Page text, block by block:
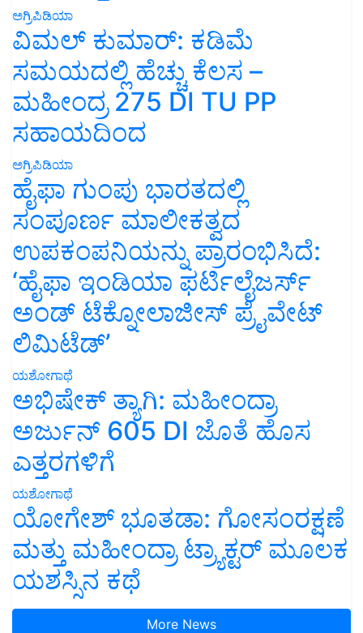
ಅಗ್ರಿಪಿಡಿಯಾ
ವಿಮಲ್ ಕುಮಾರ್: ಕಡಿಮೆ
ಸಮಯದಲ್ಲಿ ಹೆಚ್ಚು ಕೆಲಸ –
ಮಹೀಂದ್ರ 275 DI TU PP
ಸಹಾಯದಿಂದ
ಅಗ್ರಿಪಿಡಿಯಾ
ಹೈಫಾ ಗುಂಪು ಭಾರತದಲ್ಲಿ
ಸಂಪೂರ್ಣ ಮಾಲೀಕತ್ವದ
ಉಪಕಂಪನಿಯನ್ನು ಪ್ರಾರಂಭಿಸಿದೆ:
‘ಹೈಫಾ ಇಂಡಿಯಾ ಫರ್ಟಿಲೈಜರ್ಸ್
ಅಂಡ್ ಟೆಕ್ನೋಲಾಜೀಸ್ ಪ್ರೈವೇಟ್
ಲಿಮಿಟೆಡ್’
ಯಶೋಗಾಥೆ
ಅಭಿಷೇಕ್ ತ್ಯಾಗಿ: ಮಹೀಂದ್ರಾ
ಅರ್ಜುನ್ 605 DI ಜೊತೆ ಹೊಸ
ಎತ್ತರಗಳಿಗೆ
ಯಶೋಗಾಥೆ
ಯೋಗೇಶ್ ಭೂತಡಾ: ಗೋಸಂರಕ್ಷಣೆ
ಮತ್ತು ಮಹೀಂದ್ರಾ ಟ್ರ್ಯಾಕ್ಟರ್ ಮೂಲಕ
ಯಶಸ್ಸಿನ ಕಥೆ
More News